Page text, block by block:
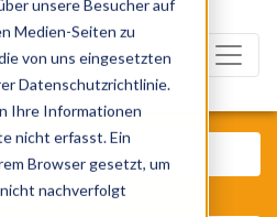
unsere Besucher auf
Medien-Seiten zu
von uns eingesetzten
Datenschutzrichtlinie.
Ihre Informationen
nicht erfasst. Ein
Browser gesetzt, um
nicht nachverfolgt
Was? Künstler, Zelte, Bands,